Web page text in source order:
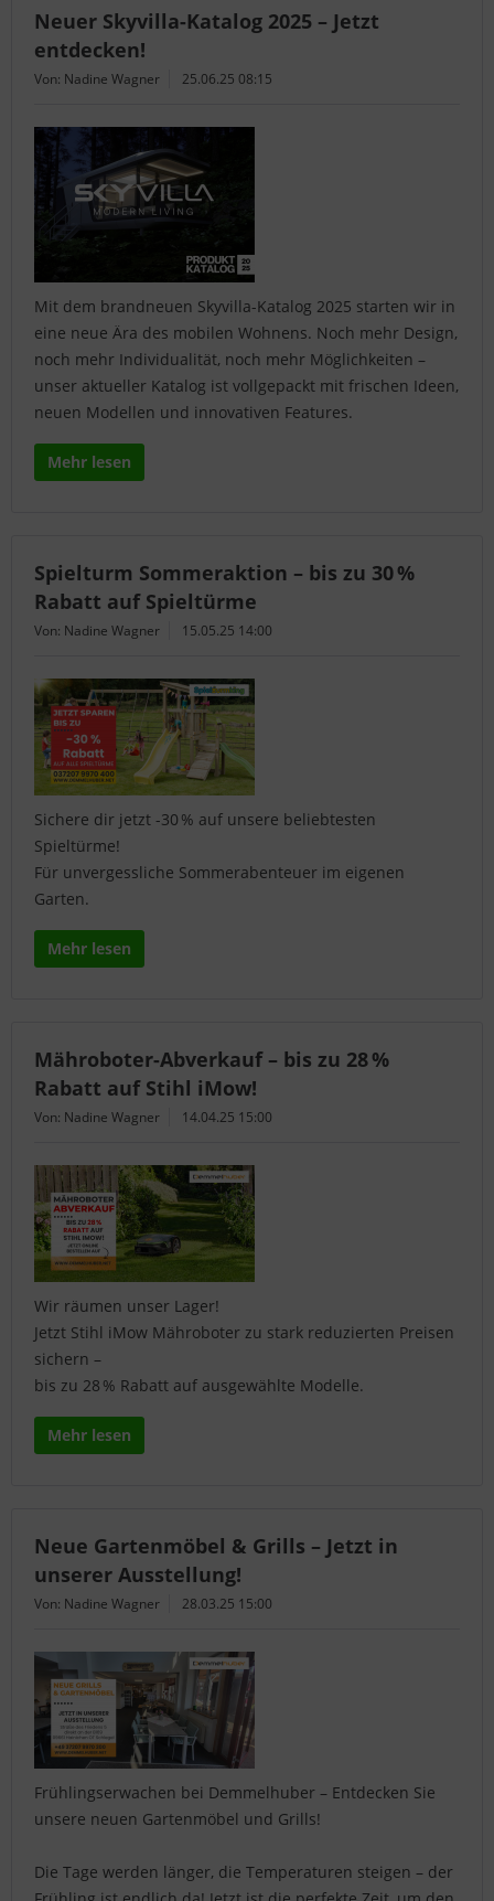
Neuer Skyvilla-Katalog 2025 – Jetzt
entdecken!
Von: Nadine Wagner 25.06.25 08:15
Mit dem brandneuen Skyvilla-Katalog 2025 starten wir in
eine neue Ära des mobilen Wohnens. Noch mehr Design,
noch mehr Individualität, noch mehr Möglichkeiten –
unser aktueller Katalog ist vollgepackt mit frischen Ideen,
neuen Modellen und innovativen Features.
Mehr lesen
Spielturm Sommeraktion – bis zu 30 %
Rabatt auf Spieltürme
Von: Nadine Wagner 15.05.25 14:00
Sichere dir jetzt -30 % auf unsere beliebtesten
Spieltürme!
Für unvergessliche Sommerabenteuer im eigenen
Garten.
Mehr lesen
Mähroboter-Abverkauf – bis zu 28 %
Rabatt auf Stihl iMow!
Von: Nadine Wagner 14.04.25 15:00
Wir räumen unser Lager!
Jetzt Stihl iMow Mähroboter zu stark reduzierten Preisen
sichern –
bis zu 28 % Rabatt auf ausgewählte Modelle.
Mehr lesen
Neue Gartenmöbel & Grills – Jetzt in
unserer Ausstellung!
Von: Nadine Wagner 28.03.25 15:00
Frühlingserwachen bei Demmelhuber – Entdecken Sie
unsere neuen Gartenmöbel und Grills!
Die Tage werden länger, die Temperaturen steigen – der